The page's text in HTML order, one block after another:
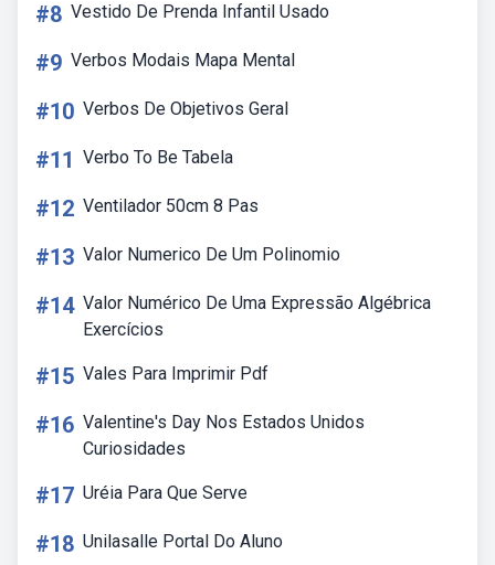
#8 Vestido De Prenda Infantil Usado
#9 Verbos Modais Mapa Mental
#10 Verbos De Objetivos Geral
#11 Verbo To Be Tabela
#12 Ventilador 50cm 8 Pas
#13 Valor Numerico De Um Polinomio
#14 Valor Numérico De Uma Expressão Algébrica
Exercícios
#15 Vales Para Imprimir Pdf
#16 Valentine's Day Nos Estados Unidos
Curiosidades
#17 Uréia Para Que Serve
#18 Unilasalle Portal Do Aluno